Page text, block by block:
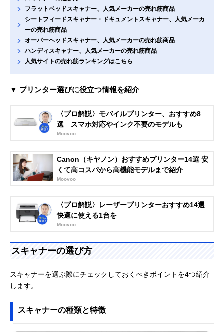
フラットベッドスキャナー、人気メーカーの売れ筋商品
シートフィードスキャナー・ドキュメントスキャナー、人気メーカ
ーの売れ筋商品
オーバーヘッドスキャナー、人気メーカーの売れ筋商品
ハンディスキャナー、人気メーカーの売れ筋商品
人気サイトの売れ筋ランキングはこちら
▼ プリンター選びに役立つ情報を紹介
〈プロ解説〉モバイルプリンター、おすすめ8
選 スマホ対応やインク不要のモデルも
Moovoo
Canon（キヤノン）おすすめプリンター14選 安
くて高コスパから高機能モデルまで紹介
Moovoo
〈プロ解説〉レーザープリンターおすすめ14選
快適に使える1台を
Moovoo
スキャナーの選び方
スキャナーを選ぶ際にチェックしておくべきポイントを4つ紹介
します。
スキャナーの種類と特徴